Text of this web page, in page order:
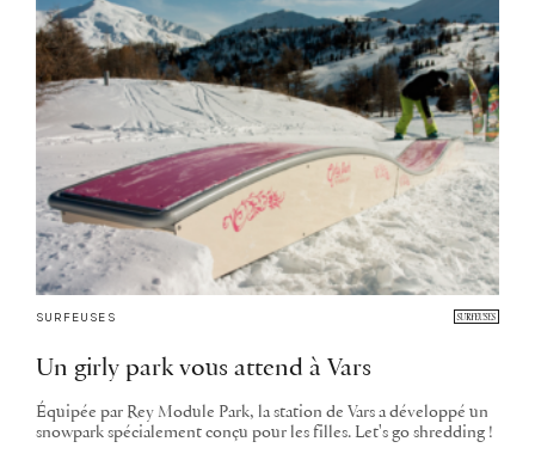
SURFEUSES
Un girly park vous attend à Vars
Équipée par Rey Module Park, la station de Vars a développé un
snowpark spécialement conçu pour les filles. Let's go shredding !